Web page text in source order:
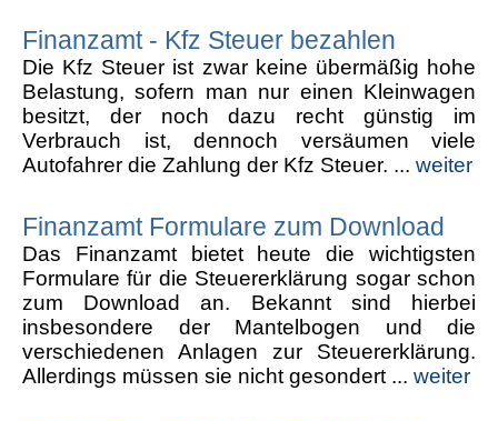
Finanzamt - Kfz Steuer bezahlen
Die Kfz Steuer ist zwar keine übermäßig hohe
Belastung, sofern man nur einen Kleinwagen
besitzt, der noch dazu recht günstig im
Verbrauch ist, dennoch versäumen viele
Autofahrer die Zahlung der Kfz Steuer. ... weiter
Finanzamt Formulare zum Download
Das Finanzamt bietet heute die wichtigsten
Formulare für die Steuererklärung sogar schon
zum Download an. Bekannt sind hierbei
insbesondere der Mantelbogen und die
verschiedenen Anlagen zur Steuererklärung.
Allerdings müssen sie nicht gesondert ... weiter